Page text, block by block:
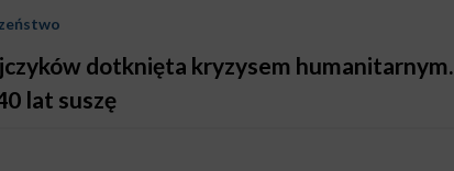
dotknięta kryzysem
lat suszę